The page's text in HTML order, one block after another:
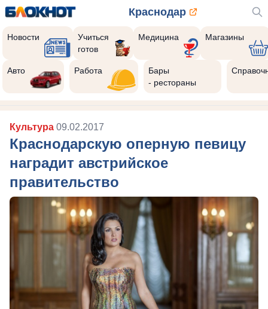
Краснодар
Новости
Учиться
готов
Медицина Магазины
Авто Работа
Бары
- рестораны
Культура 09.02.2017
Краснодарскую оперную певицу
наградит австрийское
правительство